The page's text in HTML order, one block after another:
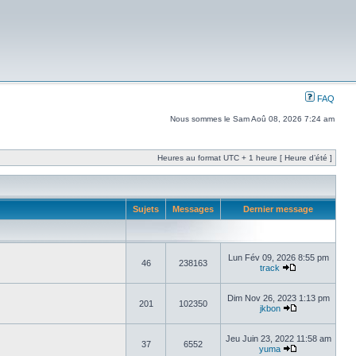
FAQ
Nous sommes le Sam Aoû 08, 2026 7:24 am
Heures au format UTC + 1 heure [ Heure d’été ]
Sujets Messages Dernier message
46 238163
Lun Fév 09, 2026 8:55 pm
track
201 102350
Dim Nov 26, 2023 1:13 pm
jkbon
37 6552
Jeu Juin 23, 2022 11:58 am
yuma